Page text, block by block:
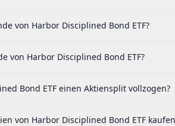
von Harbor Disciplined Bond ETF?
von Harbor Disciplined Bond ETF?
Bond ETF einen Aktiensplit vollzogen?
von Harbor Disciplined Bond ETF